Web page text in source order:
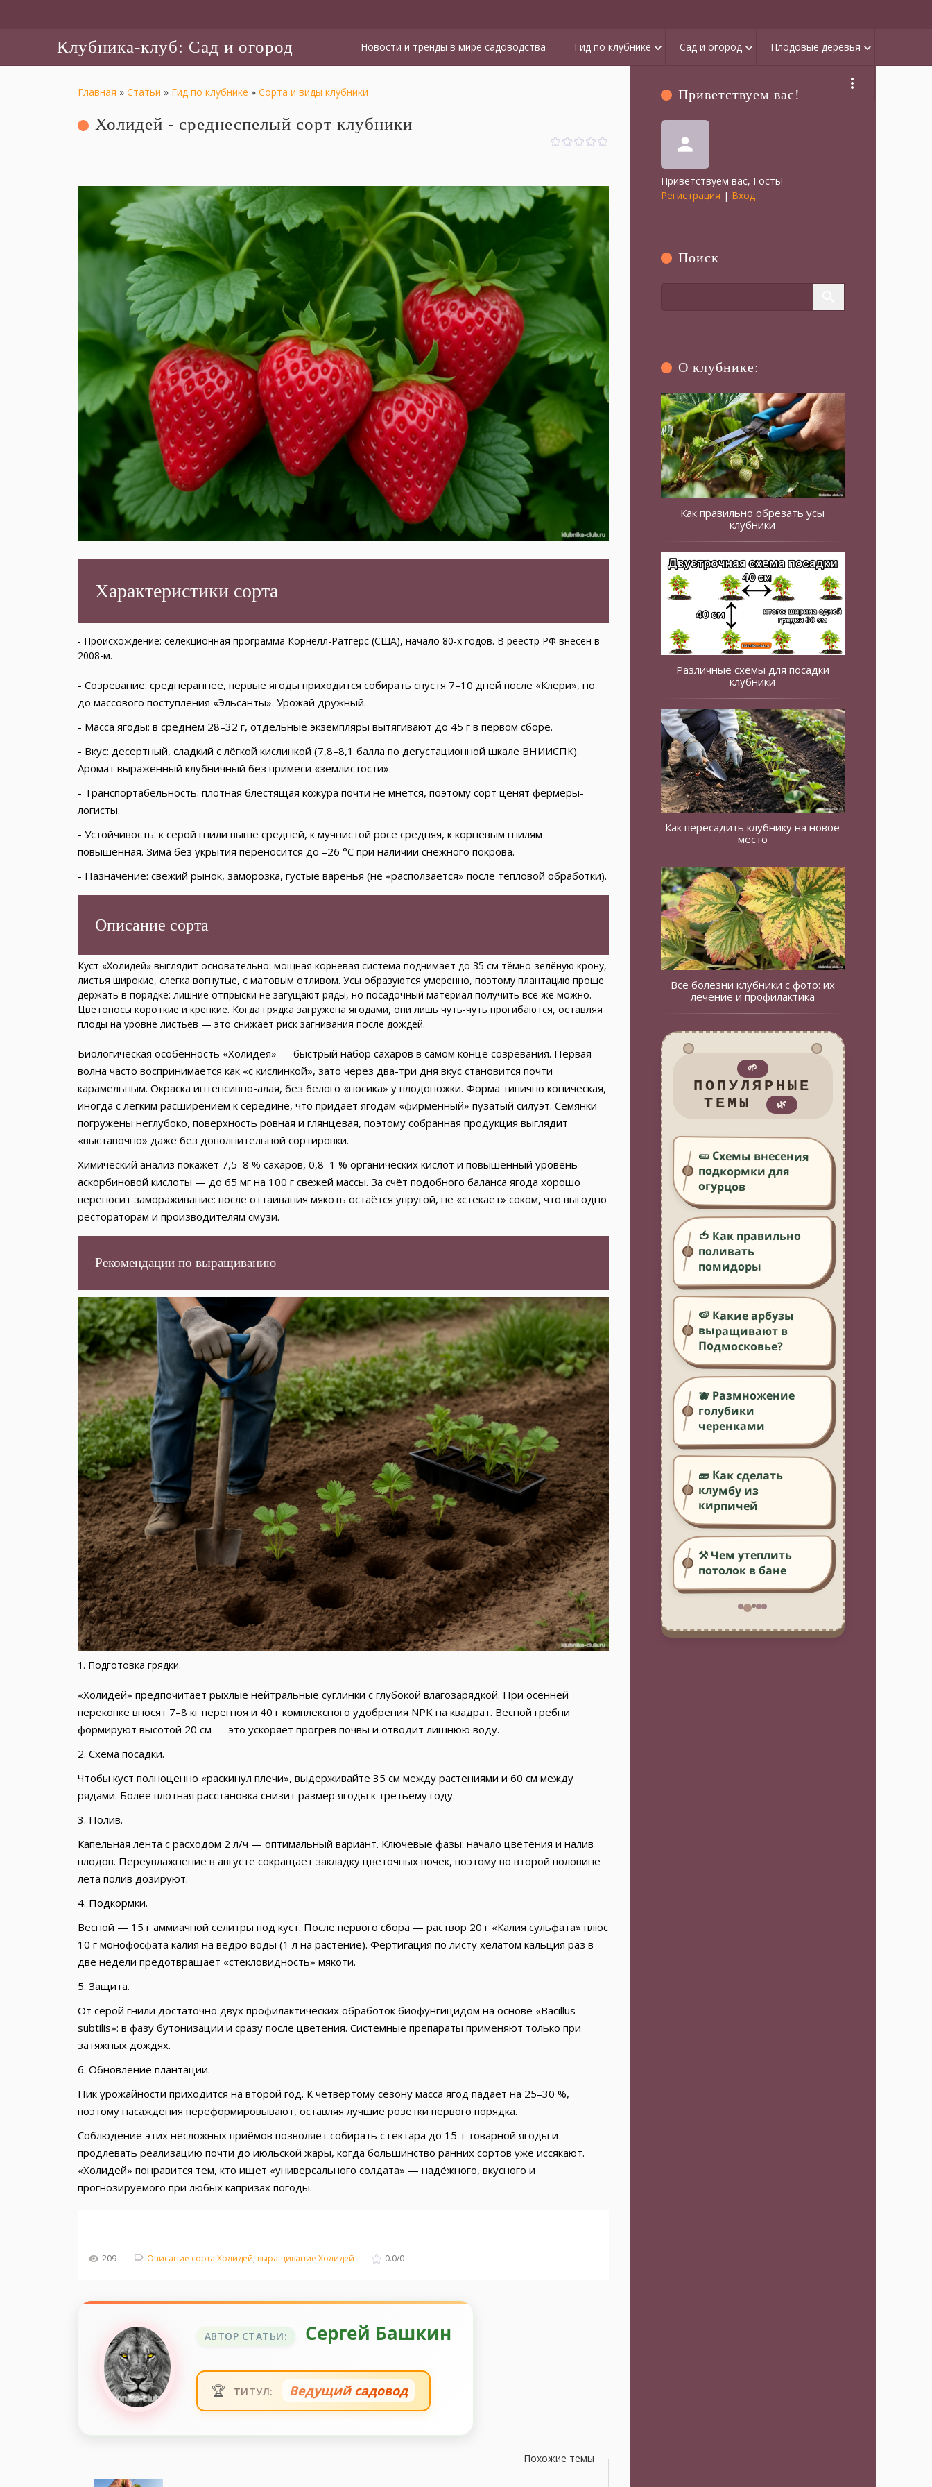
Клубника-клуб: Сад и огород Новости и тренды в мире садоводства Гид по клубнике keyboard_arrow_down Сад и огород keyboard_arrow_down Плодовые деревья keyboard_arrow_down
more_vert
Главная » Статьи » Гид по клубнике » Сорта и виды клубники
Холидей - среднеспелый сорт клубники
Характеристики сорта
- Происхождение: селекционная программа Корнелл-Ратгерс (США), начало 80-х годов. В реестр РФ внесён в
2008-м.
- Созревание: среднераннее, первые ягоды приходится собирать спустя 7–10 дней после «Клери», но
до массового поступления «Эльсанты». Урожай дружный.
- Масса ягоды: в среднем 28–32 г, отдельные экземпляры вытягивают до 45 г в первом сборе.
- Вкус: десертный, сладкий с лёгкой кислинкой (7,8–8,1 балла по дегустационной шкале ВНИИСПК).
Аромат выраженный клубничный без примеси «землистости».
- Транспортабельность: плотная блестящая кожура почти не мнется, поэтому сорт ценят фермеры-
логисты.
- Устойчивость: к серой гнили выше средней, к мучнистой росе средняя, к корневым гнилям
повышенная. Зима без укрытия переносится до –26 °C при наличии снежного покрова.
- Назначение: свежий рынок, заморозка, густые варенья (не «расползается» после тепловой обработки).
Описание сорта
Куст «Холидей» выглядит основательно: мощная корневая система поднимает до 35 см тёмно-зелёную крону,
листья широкие, слегка вогнутые, с матовым отливом. Усы образуются умеренно, поэтому плантацию проще
держать в порядке: лишние отпрыски не загущают ряды, но посадочный материал получить всё же можно.
Цветоносы короткие и крепкие. Когда грядка загружена ягодами, они лишь чуть-чуть прогибаются, оставляя
плоды на уровне листьев — это снижает риск загнивания после дождей.
Биологическая особенность «Холидея» — быстрый набор сахаров в самом конце созревания. Первая
волна часто воспринимается как «с кислинкой», зато через два-три дня вкус становится почти
карамельным. Окраска интенсивно-алая, без белого «носика» у плодоножки. Форма типично коническая,
иногда с лёгким расширением к середине, что придаёт ягодам «фирменный» пузатый силуэт. Семянки
погружены неглубоко, поверхность ровная и глянцевая, поэтому собранная продукция выглядит
«выставочно» даже без дополнительной сортировки.
Химический анализ покажет 7,5–8 % сахаров, 0,8–1 % органических кислот и повышенный уровень
аскорбиновой кислоты — до 65 мг на 100 г свежей массы. За счёт подобного баланса ягода хорошо
переносит замораживание: после оттаивания мякоть остаётся упругой, не «стекает» соком, что выгодно
рестораторам и производителям смузи.
Рекомендации по выращиванию
1. Подготовка грядки.
«Холидей» предпочитает рыхлые нейтральные суглинки с глубокой влагозарядкой. При осенней
перекопке вносят 7–8 кг перегноя и 40 г комплексного удобрения NPK на квадрат. Весной гребни
формируют высотой 20 см — это ускоряет прогрев почвы и отводит лишнюю воду.
2. Схема посадки.
Чтобы куст полноценно «раскинул плечи», выдерживайте 35 см между растениями и 60 см между
рядами. Более плотная расстановка снизит размер ягоды к третьему году.
3. Полив.
Капельная лента с расходом 2 л/ч — оптимальный вариант. Ключевые фазы: начало цветения и налив
плодов. Переувлажнение в августе сокращает закладку цветочных почек, поэтому во второй половине
лета полив дозируют.
4. Подкормки.
Весной — 15 г аммиачной селитры под куст. После первого сбора — раствор 20 г «Калия сульфата» плюс
10 г монофосфата калия на ведро воды (1 л на растение). Фертигация по листу хелатом кальция раз в
две недели предотвращает «стекловидность» мякоти.
5. Защита.
От серой гнили достаточно двух профилактических обработок биофунгицидом на основе «Bacillus
subtilis»: в фазу бутонизации и сразу после цветения. Системные препараты применяют только при
затяжных дождях.
6. Обновление плантации.
Пик урожайности приходится на второй год. К четвёртому сезону масса ягод падает на 25–30 %,
поэтому насаждения переформировывают, оставляя лучшие розетки первого порядка.
Соблюдение этих несложных приёмов позволяет собирать с гектара до 15 т товарной ягоды и
продлевать реализацию почти до июльской жары, когда большинство ранних сортов уже иссякают.
«Холидей» понравится тем, кто ищет «универсального солдата» — надёжного, вкусного и
прогнозируемого при любых капризах погоды.
209 Описание сорта Холидей, выращивание Холидей 0.0/0
АВТОР СТАТЬИ: Сергей Башкин
🏆 ТИТУЛ: Ведущий садовод
Похожие темы
Приветствуем вас!
person
Приветствуем вас, Гость!
Регистрация | Вход
Поиск
О клубнике:
Как правильно обрезать усы
клубники
Различные схемы для посадки
клубники
Как пересадить клубнику на новое
место
Все болезни клубники с фото: их
лечение и профилактика
🌱
ПОПУЛЯРНЫЕ
ТЕМЫ
🌿
🥒 Схемы внесения
подкормки для
огурцов
🍅 Как правильно
поливать
помидоры
🍉 Какие арбузы
выращивают в
Подмосковье?
🫐 Размножение
голубики
черенками
🧱 Как сделать
клумбу из
кирпичей
⚒️ Чем утеплить
потолок в бане